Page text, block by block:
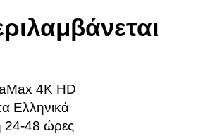
4K HD
Ελληνικά
48 ώρες